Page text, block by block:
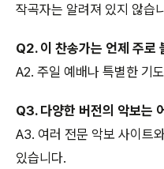
작곡자는 알려져 있지 않습
Q2. 이 찬송가는 언제 주로
A2. 주일 예배나 특별한 기
Q3. 다양한 버전의 악보는
A3. 여러 전문 악보 사이트
있습니다.